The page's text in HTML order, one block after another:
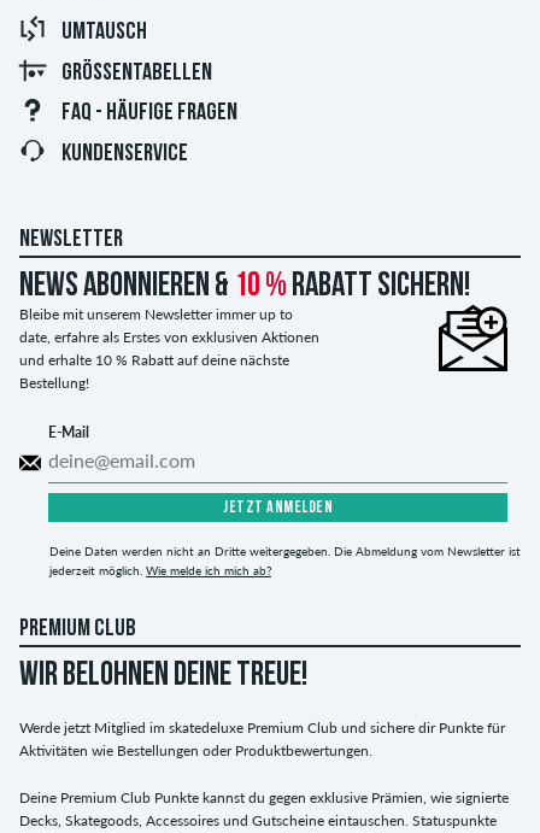
UMTAUSCH
GRÖSSENTABELLEN
FAQ - HÄUFIGE FRAGEN
KUNDENSERVICE
NEWSLETTER
News abonnieren & 10 % Rabatt sichern!
Bleibe mit unserem Newsletter immer up to
date, erfahre als Erstes von exklusiven Aktionen
und erhalte 10 % Rabatt auf deine nächste
Bestellung!
E-Mail
JETZT ANMELDEN
Deine Daten werden nicht an Dritte weitergegeben. Die Abmeldung vom Newsletter ist
jederzeit möglich. Wie melde ich mich ab?
PREMIUM CLUB
WIR BELOHNEN DEINE TREUE!
Werde jetzt Mitglied im skatedeluxe Premium Club und sichere dir Punkte für
Aktivitäten wie Bestellungen oder Produktbewertungen.
Deine Premium Club Punkte kannst du gegen exklusive Prämien, wie signierte
Decks, Skategoods, Accessoires und Gutscheine eintauschen. Statuspunkte